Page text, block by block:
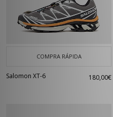
COMPRA RÁPIDA
Salomon XT-6 180,00€